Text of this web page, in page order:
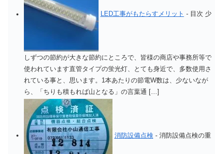
LED工事がもたらすメリット - 目次 少
しずつの節約が大きな節約にところで、皆様の商店や事務所等で
使われています直管タイプの蛍光灯、とても身近で、多数使用さ
れている事と、思います。1本あたりの節電W数は、少ないなが
ら、「ちりも積もれば山となる」の言葉通 […]
消防設備点検 - 消防設備点検の重